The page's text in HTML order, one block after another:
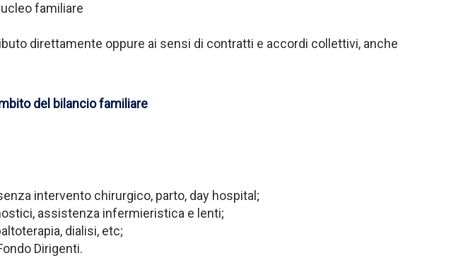
familiare
direttamente oppure ai sensi di contratti e accordi collettivi, anche
del bilancio familiare
intervento chirurgico, parto, day hospital;
assistenza infermieristica e lenti;
dialisi, etc;
Dirigenti.